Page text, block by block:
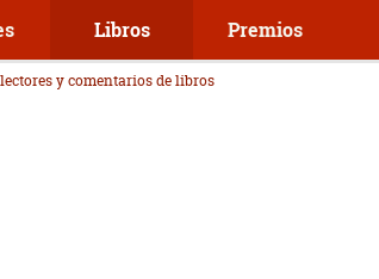
Libros Premios
y comentarios de libros